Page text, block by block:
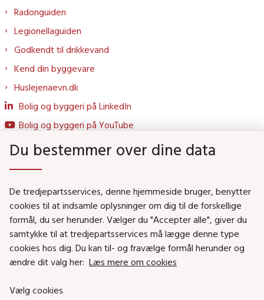
Radonguiden
Legionellaguiden
Godkendt til drikkevand
Kend din byggevare
Huslejenaevn.dk
Bolig og byggeri på LinkedIn
Bolig og byggeri på YouTube
Social- og Boligministeriet
Job i Social- og Boligstyrelsen
Puljer og tilskud
Nyhedsbreve
Social- og Boligstyrelsens nyheder som RSS feed
Du bestemmer over dine data
De tredjepartsservices, denne hjemmeside bruger, benytter
cookies til at indsamle oplysninger om dig til de forskellige
formål, du ser herunder. Vælger du "Accepter alle", giver du
samtykke til at tredjepartsservices må lægge denne type
cookies hos dig. Du kan til- og fravælge formål herunder og
ændre dit valg her: Læs mere om cookies
Vælg cookies